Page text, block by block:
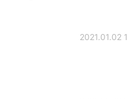
2021.01.02